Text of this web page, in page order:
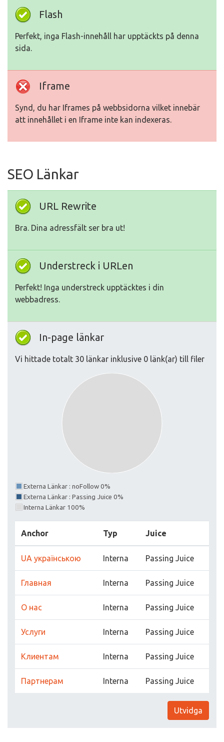
Flash
Perfekt, inga Flash-innehåll har upptäckts på denna
sida.
Iframe
Synd, du har Iframes på webbsidorna vilket innebär
att innehållet i en Iframe inte kan indexeras.
SEO Länkar
URL Rewrite
Bra. Dina adressfält ser bra ut!
Understreck i URLen
Perfekt! Inga understreck upptäcktes i din
webbadress.
In-page länkar
Vi hittade totalt 30 länkar inklusive 0 länk(ar) till filer
Externa Länkar : noFollow 0%
Externa Länkar : Passing Juice 0%
Interna Länkar 100%
Anchor Typ Juice
UA українською Interna Passing Juice
Главная Interna Passing Juice
О нас Interna Passing Juice
Услуги Interna Passing Juice
Клиентам Interna Passing Juice
Партнерам Interna Passing Juice
Utvidga